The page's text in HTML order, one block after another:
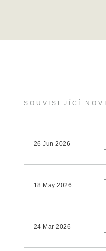
SOUVISEJÍCÍ
26 Jun 2026
18 May 2026
24 Mar 2026